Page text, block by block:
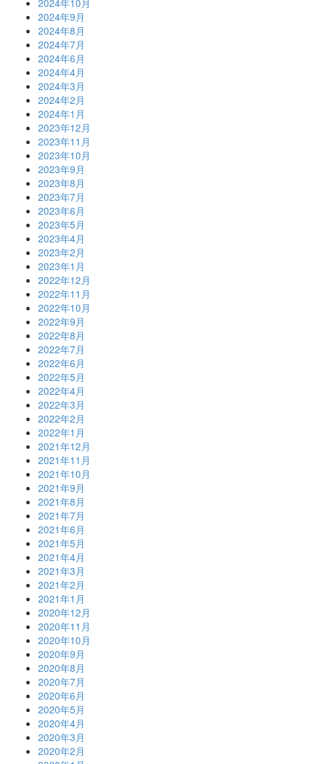
2024年10月
2024年9月
2024年8月
2024年7月
2024年6月
2024年4月
2024年3月
2024年2月
2024年1月
2023年12月
2023年11月
2023年10月
2023年9月
2023年8月
2023年7月
2023年6月
2023年5月
2023年4月
2023年2月
2023年1月
2022年12月
2022年11月
2022年10月
2022年9月
2022年8月
2022年7月
2022年6月
2022年5月
2022年4月
2022年3月
2022年2月
2022年1月
2021年12月
2021年11月
2021年10月
2021年9月
2021年8月
2021年7月
2021年6月
2021年5月
2021年4月
2021年3月
2021年2月
2021年1月
2020年12月
2020年11月
2020年10月
2020年9月
2020年8月
2020年7月
2020年6月
2020年5月
2020年4月
2020年3月
2020年2月